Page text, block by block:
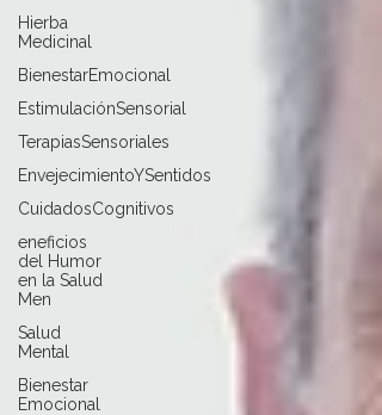
Hierba
Medicinal
BienestarEmocional
EstimulaciónSensorial
TerapiasSensoriales
EnvejecimientoYSentidos
CuidadosCognitivos
eneficios
del Humor
en la Salud
Men
Salud
Mental
Bienestar
Emocional